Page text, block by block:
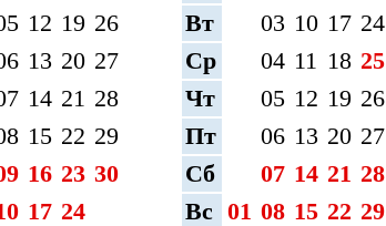
12 19 26
13 20 27
14 21 28
15 22 29
16 23 30
17 24
Вт
03 10 17 24
Ср
04 11 18 25
Чт
05 12 19 26
Пт
06 13 20 27
Сб
07 14 21 28
Вс 01 08 15 22 29